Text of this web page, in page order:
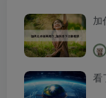
加
看